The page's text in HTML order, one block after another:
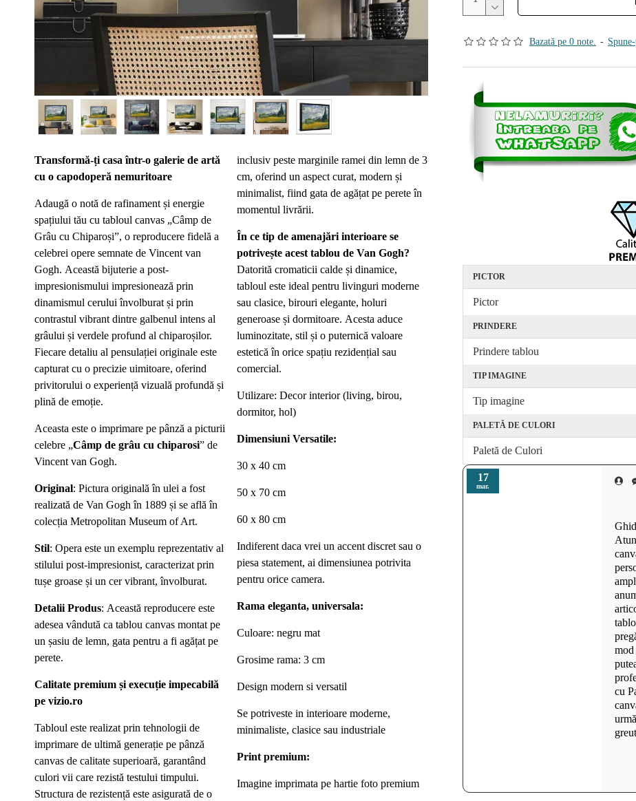
Transformă-ți casa într-o galerie de artă
cu o capodoperă nemuritoare
Adaugă o notă de rafinament și energie
spațiului tău cu tabloul canvas „Câmp de
Grâu cu Chiparoși”, o reproducere fidelă a
celebrei opere semnate de Vincent van
Gogh. Această bijuterie a post-
impresionismului impresionează prin
dinamismul cerului învolburat și prin
contrastul vibrant dintre galbenul intens al
grâului și verdele profund al chiparoșilor.
Fiecare detaliu al pensulației originale este
capturat cu o precizie uimitoare, oferind
privitorului o experiență vizuală profundă și
plină de emoție.
Aceasta este o imprimare pe pânză a picturii
celebre „Câmp de grâu cu chiparosi” de
Vincent van Gogh.
Original: Pictura originală în ulei a fost
realizată de Van Gogh în 1889 și se află în
colecția Metropolitan Museum of Art.
Stil: Opera este un exemplu reprezentativ al
stilului post-impresionist, caracterizat prin
tușe groase și un cer vibrant, învolburat.
Detalii Produs: Această reproducere este
adesea vândută ca tablou canvas montat pe
un șasiu de lemn, gata pentru a fi agățat pe
perete.
Calitate premium și execuție impecabilă
pe vizio.ro
Tabloul este realizat prin tehnologii de
imprimare de ultimă generație pe pânză
canvas de calitate superioară, garantând
culori vii care rezistă testului timpului.
Structura de rezistență este asigurată de o
inclusiv peste marginile ramei din lemn de 3
cm, oferind un aspect curat, modern și
minimalist, fiind gata de agățat pe perete în
momentul livrării.
În ce tip de amenajări interioare se
potrivește acest tablou de Van Gogh?
Datorită cromaticii calde și dinamice,
tabloul este ideal pentru livinguri moderne
sau clasice, birouri elegante, holuri
generoase și dormitoare. Acesta aduce
luminozitate, stil și o puternică valoare
estetică în orice spațiu rezidențial sau
comercial.
Utilizare: Decor interior (living, birou,
dormitor, hol)
DimensiuniVersatile:
30 x 40 cm
50 x 70 cm
60 x 80 cm
Indiferent daca vrei un accent discret sau o
piesa statement, ai dimensiunea potrivita
pentru orice camera.
Rama eleganta, universala:
Culoare: negru mat
Grosime rama: 3 cm
Design modern si versatil
Se potriveste in interioare moderne,
minimaliste, clasice sau industriale
Print premium:
Imagine imprimata pe hartie foto premium
Bazată pe 0 note. -
17
mar.
mod
cu
PICTOR
Pictor
PRINDERE
Prindere tablou
TIP IMAGINE
Tip imagine
PALETĂ DE CULORI
Paletă de Culori